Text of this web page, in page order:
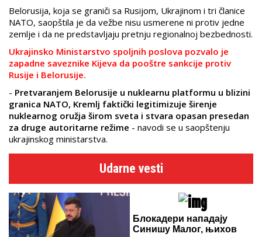
Belorusija, koja se graniči sa Rusijom, Ukrajinom i tri članice
NATO, saopštila je da vežbe nisu usmerene ni protiv jedne
zemlje i da ne predstavljaju pretnju regionalnoj bezbednosti.
Ukrajinsko Ministarstvo spoljnih poslova pozvalo je
zapadne saveznike Kijeva da pooštre sankcije protiv
Rusije i Belorusije.
- Pretvaranjem Belorusije u nuklearnu platformu u blizini
granica NATO, Kremlj faktički legitimizuje širenje
nuklearnog oružja širom sveta i stvara opasan presedan
za druge autoritarne režime - navodi se u saopštenju
ukrajinskog ministarstva.
Udarne vesti
Блокадери нападају
Синишу Малог, њихов